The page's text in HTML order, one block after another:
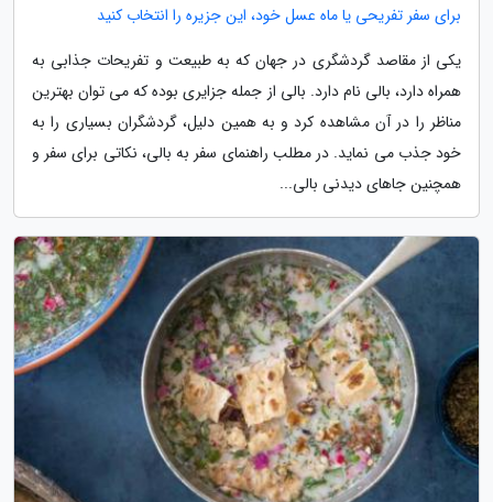
برای سفر تفریحی یا ماه عسل خود، این جزیره را انتخاب کنید
یکی از مقاصد گردشگری در جهان که به طبیعت و تفریحات جذابی به
همراه دارد، بالی نام دارد. بالی از جمله جزایری بوده که می توان بهترین
مناظر را در آن مشاهده کرد و به همین دلیل، گردشگران بسیاری را به
خود جذب می نماید. در مطلب راهنمای سفر به بالی، نکاتی برای سفر و
همچنین جاهای دیدنی بالی...